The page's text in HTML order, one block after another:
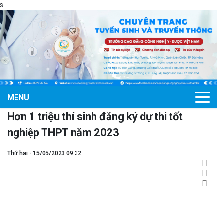
s
MENU
Hơn 1 triệu thí sinh đăng ký dự thi tốt
nghiệp THPT năm 2023
Thứ hai - 15/05/2023 09:32